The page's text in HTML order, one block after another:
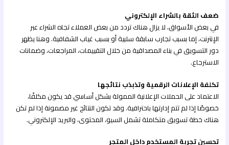
ضعف الثقة بالشراء الإلكتروني
في بعض الأسواق، لا يزال هناك تردد من بعض العملاء تجاه الشراء عبر
الإنترنت، إما بسبب تجارب سابقة سلبية أو بسبب غياب الشفافية. وهنا يظهر
دور التسويق في بناء المصداقية من خلال التقييمات، المراجعات، وضمانات
الاسترجاع.
تكلفة الإعلانات الرقمية وتذبذب نتائجها
الاعتماد على الحملات الإعلانية الممولة بشكل أساسي قد يكون مكلفًا،
خصوصًا إذا لم تتم إدارتها باحترافية. وقد تكون النتائج غير مضمونة إذا لم تكن
هناك خطة تسويق متكاملة تشمل السيو، المحتوى، والبريد الإلكتروني.
تحسين تجربة المستخدم داخل المتجر